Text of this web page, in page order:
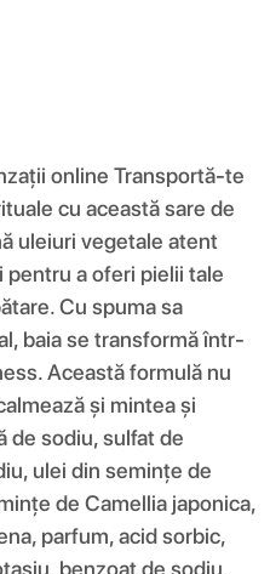
online Transportă-te
cu această sare de
uleiuri vegetale atent
a oferi pielii tale
Cu spuma sa
baia se transformă într-
Această formulă nu
și mintea și
de sodiu, sulfat de
ulei din semințe de
de Camellia japonica,
parfum, acid sorbic,
benzoat de sodiu,